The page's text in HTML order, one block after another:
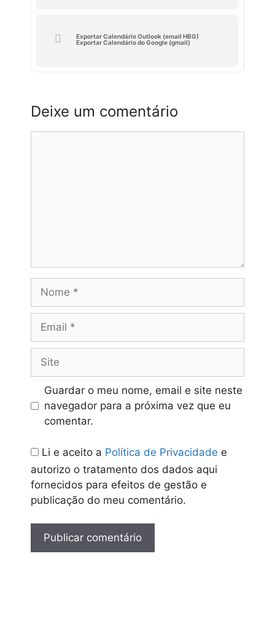
planta_geral_da_escola2026-
Exportar Calendário Outlook (email HBG)
Exportar Calendário do Google (gmail)
Deixe um comentário
Nome
Email
Site
Guardar o meu nome, email e site neste
navegador para a próxima vez que eu
comentar.
Li e aceito a Política de Privacidade e
autorizo o tratamento dos dados aqui
fornecidos para efeitos de gestão e
publicação do meu comentário.